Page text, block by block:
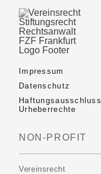
Impressum
Datenschutz
Haftungsausschluss
Urheberrechte
NON-PROFIT
Vereinsrecht